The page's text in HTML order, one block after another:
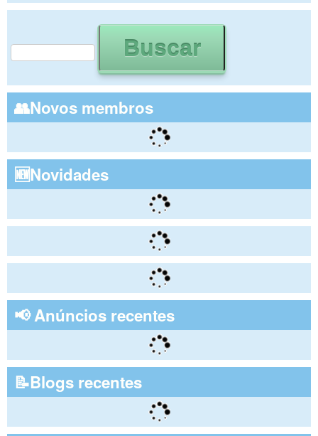
Formulário de busca
👥Novos membros
🆕Novidades
📢 Anúncios recentes
📝Blogs recentes